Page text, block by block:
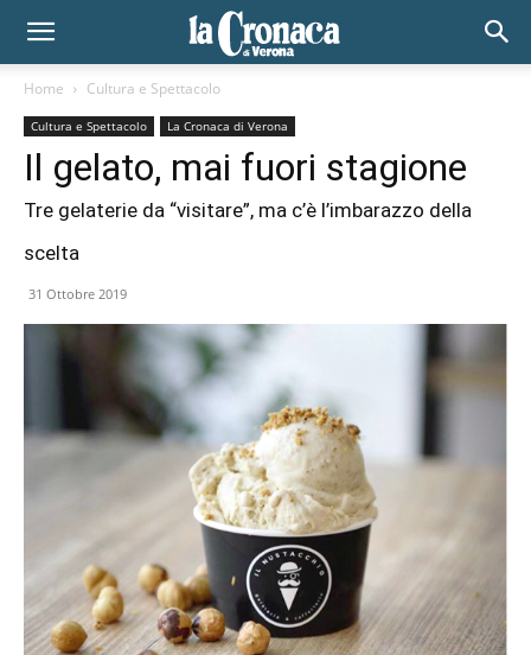
Home Cultura e Spettacolo
Cultura e Spettacolo La Cronaca di Verona
Il gelato, mai fuori stagione
Tre gelaterie da “visitare”, ma c’è l’imbarazzo della
scelta
31 Ottobre 2019